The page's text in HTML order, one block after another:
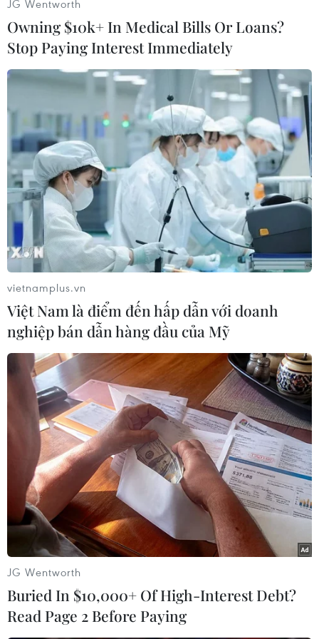
dộng phòng chống lũ ngập lụt sâu còn kéo dài
nhiềungày./.
(TTXVN/Vietnam+)
#Sông Mekong #Sông Cửu Long
#Biến đổi chậm
Đồng Tháp
Theo dõi VietnamPlus
TIN CÙNG CHUYÊN MỤC
Áp thấp nhiệt đới đã suy yếu thành
một vùng áp thấp
08/08/2026 14:19
JG Wentworth
Owning $10k+ In Medical Bills Or Loans?
Stop Paying Interest Immediately
vietnamplus.vn
Việt Nam là điểm đến hấp dẫn với doanh
nghiệp bán dẫn hàng đầu của Mỹ
JG Wentworth
Buried In $10,000+ Of High-Interest Debt?
Read Page 2 Before Paying